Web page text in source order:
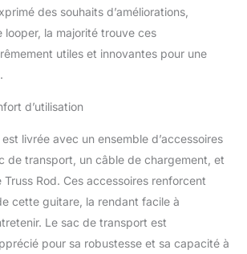
haut-parleurs et des
effets, la guitare
acoustique en nylon
ENYA NEXG 2N offre un
assemblez, cette guitare
de créativité. Choisissez
un battement, placez les
parties de la guitare et
vous pouvez
immédiatement
expérimenter et planifier
des idées pour votre
des souhaits d’améliorations,
looper, la majorité trouve ces
utiles et innovantes pour une
d’utilisation
livrée avec un ensemble d’accessoires
de transport, un câble de chargement, et
Rod. Ces accessoires renforcent
cette guitare, la rendant facile à
Le sac de transport est
pour sa robustesse et sa capacité à